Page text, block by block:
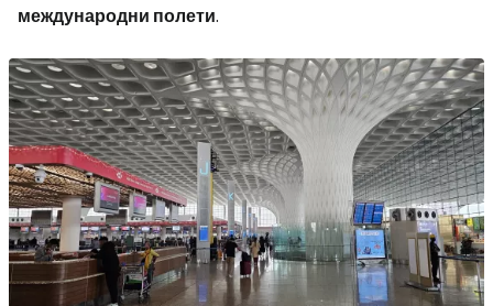
международни полети.